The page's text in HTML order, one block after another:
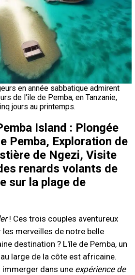
en année sabbatique admirent
de l'île de Pemba, en Tanzanie,
jours au printemps.
Island : Plongée
Pemba, Exploration de
de Ngezi, Visite
renards volants de
sur la plage de
! Ces trois couples aventureux
merveilles de notre belle
destination ? L'île de Pemba, un
large de la côte est africaine.
immerger dans une expérience de